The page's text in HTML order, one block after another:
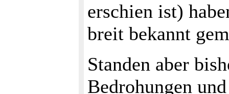
erschien ist)
breit bekannt
Standen aber
Bedrohungen